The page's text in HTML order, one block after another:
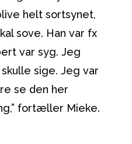
helt sortsynet,
sove. Han var fx
var syg. Jeg
sige. Jeg var
se den her
fortæller Mieke.